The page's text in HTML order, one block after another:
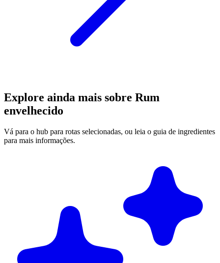
Explore ainda mais sobre Rum
envelhecido
Vá para o hub para rotas selecionadas, ou leia o guia de ingredientes
para mais informações.